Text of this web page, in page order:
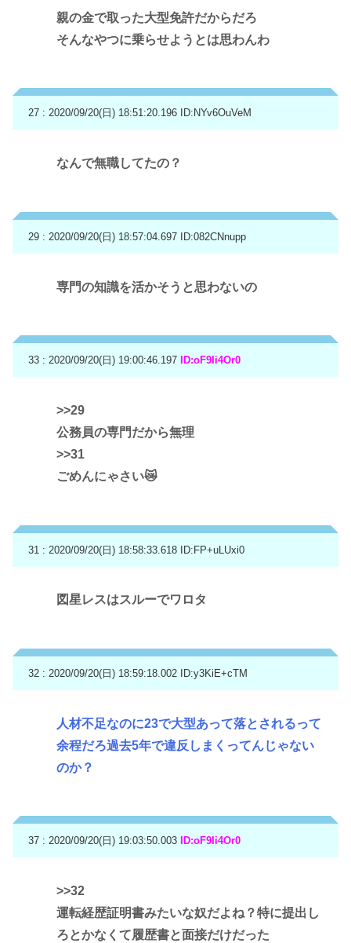
親の金で取った大型免許だからだろ
そんなやつに乗らせようとは思わんわ
27 : 2020/09/20(日) 18:51:20.196 ID:NYv6OuVeM
なんで無職してたの？
29 : 2020/09/20(日) 18:57:04.697 ID:082CNnupp
専門の知識を活かそうと思わないの
33 : 2020/09/20(日) 19:00:46.197 ID:oF9Ii4Or0
>>29
公務員の専門だから無理
>>31
ごめんにゃさい😿
31 : 2020/09/20(日) 18:58:33.618 ID:FP+uLUxi0
図星レスはスルーでワロタ
32 : 2020/09/20(日) 18:59:18.002 ID:y3KiE+cTM
人材不足なのに23で大型あって落とされるって
余程だろ過去5年で違反しまくってんじゃない
のか？
37 : 2020/09/20(日) 19:03:50.003 ID:oF9Ii4Or0
>>32
運転経歴証明書みたいな奴だよね？特に提出し
ろとかなくて履歴書と面接だけだった